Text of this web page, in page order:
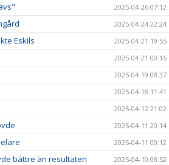
2025-04-26 07:12
2025-04-24 22:24
Eskils 2025-04-21 19:55
2025-04-21 00:16
2025-04-19 08:37
2025-04-18 11:41
2025-04-12 21:02
2025-04-11 20:14
2025-04-11 00:12
bättre än resultaten 2025-04-10 08:52